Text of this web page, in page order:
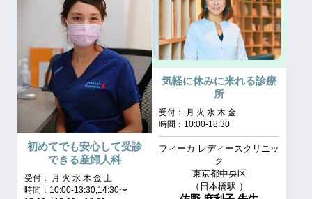
初めてでも安心して受診
できる産婦人科
受付： 月 火 水 木 金 土
時間：10:00-13:30,14:30〜
気軽に休みに来れる診療
所
受付： 月 火 水 木 金
時間：10:00-18:30
フィーカ レディースクリニッ
ク
東京都中央区
（⽇本橋駅 ）